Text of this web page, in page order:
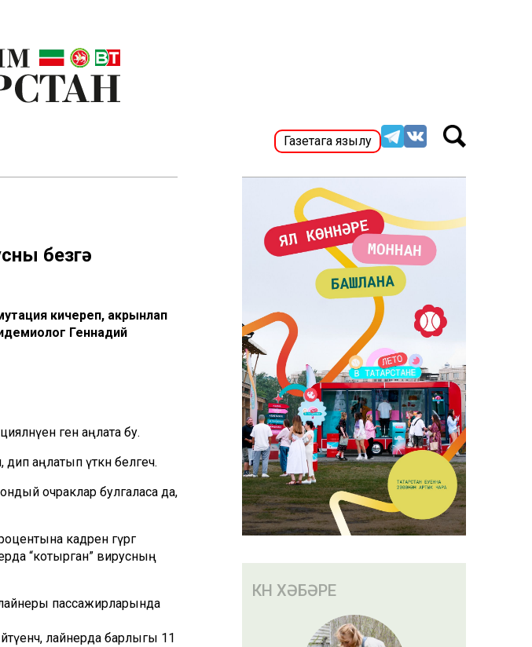
Газетага язылу
безгә
кичереп, акрынлап
Геннадий
генә аңлата бу.
аңлатып үткән белгеч.
очраклар булгаласа да,
кадәрен гүргә
“котырган” вирусның
лайнеры пассажирларында
лайнерда барлыгы 11
КӨН ХӘБӘРЕ